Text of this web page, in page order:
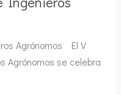
Agrónomos El V
Agrónomos se celebra